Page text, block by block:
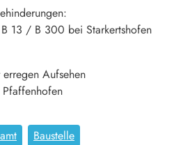
13 / B 300 bei Starkertshofen
Aufsehen
Baustelle